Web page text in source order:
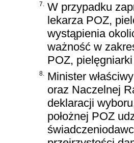
7. W przypadku
lekarza POZ,
wystąpienia
ważność w
POZ,
8. Minister
oraz Naczelnej
deklaracji
położnej POZ